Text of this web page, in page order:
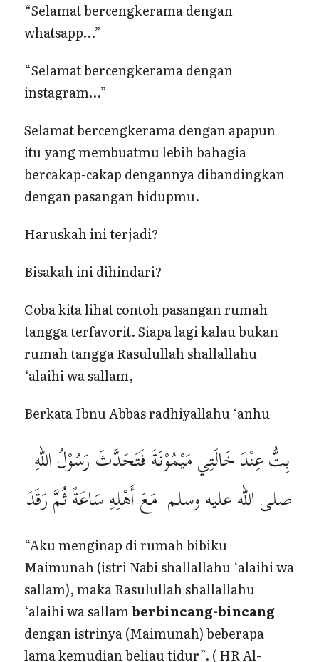
“Selamat bercengkerama dengan
whatsapp…”
“Selamat bercengkerama dengan
instagram…”
Selamat bercengkerama dengan apapun
itu yang membuatmu lebih bahagia
bercakap-cakap dengannya dibandingkan
dengan pasangan hidupmu.
Haruskah ini terjadi?
Bisakah ini dihindari?
Coba kita lihat contoh pasangan rumah
tangga terfavorit. Siapa lagi kalau bukan
rumah tangga Rasulullah shallallahu
‘alaihi wa sallam,
Berkata Ibnu Abbas radhiyallahu ‘anhu
بِتُّ عِنْدَ خَالَتِي مَيْمُوْنَةَ فَتَحَدَّثَ رَسُوْلُ اللهِ
صلى الله عليه وسلم مَعَ أَهْلِهِ سَاعَةً ثُمَّ رَقَدَ
“Aku menginap di rumah bibiku
Maimunah (istri Nabi shallallahu ‘alaihi wa
sallam), maka Rasulullah shallallahu
‘alaihi wa sallamberbincang-bincang
dengan istrinya (Maimunah) beberapa
lama kemudian beliau tidur”. ( HR Al-